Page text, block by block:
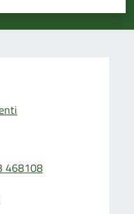
468108